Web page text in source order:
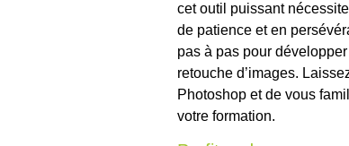
cet outil puissant
de patience et en
pas à pas pour
retouche d’images.
Photoshop et de vous
votre formation.